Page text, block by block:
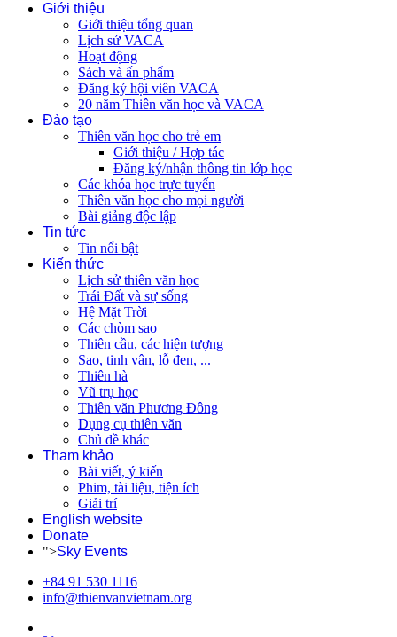
Giới thiệu
Giới thiệu tổng quan
Lịch sử VACA
Hoạt động
Sách và ấn phẩm
Đăng ký hội viên VACA
20 năm Thiên văn học và VACA
Đào tạo
Thiên văn học cho trẻ em
Giới thiệu / Hợp tác
Đăng ký/nhận thông tin lớp học
Các khóa học trực tuyến
Thiên văn học cho mọi người
Bài giảng độc lập
Tin tức
Tin nổi bật
Kiến thức
Lịch sử thiên văn học
Trái Đất và sự sống
Hệ Mặt Trời
Các chòm sao
Thiên cầu, các hiện tượng
Sao, tinh vân, lỗ đen, ...
Thiên hà
Vũ trụ học
Thiên văn Phương Đông
Dụng cụ thiên văn
Chủ đề khác
Tham khảo
Bài viết, ý kiến
Phim, tài liệu, tiện ích
Giải trí
English website
Donate
">Sky Events
+84 91 530 1116
info@thienvanvietnam.org